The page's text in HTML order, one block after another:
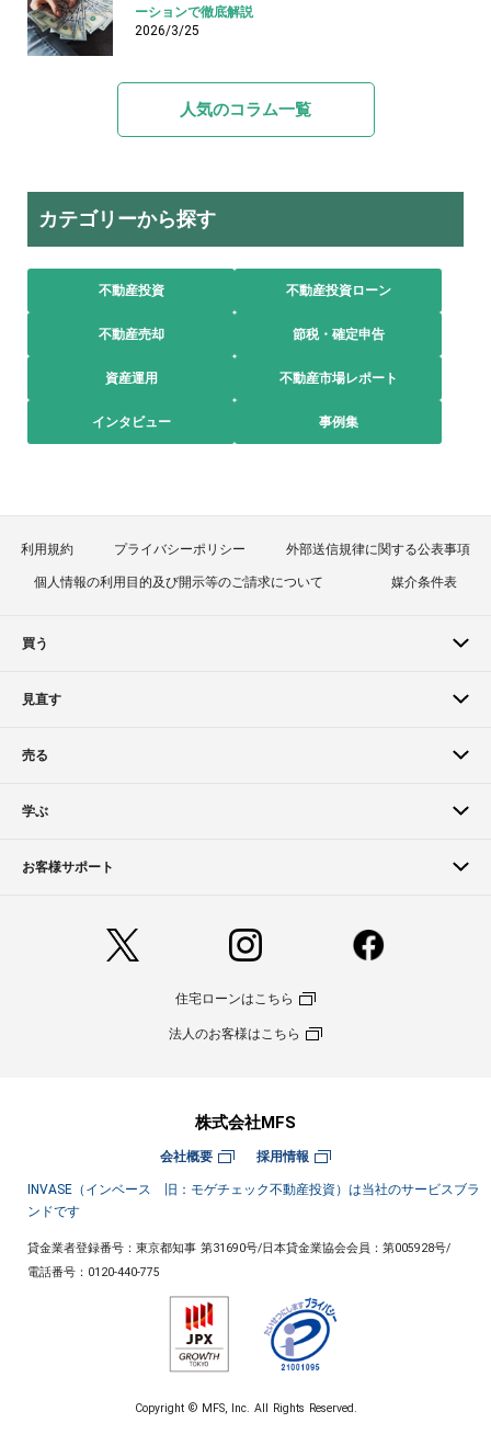
ーションで徹底解説
2026/3/25
人気のコラム一覧
カテゴリーから探す
不動産投資 不動産投資ローン
不動産売却 節税・確定申告
資産運用 不動産市場レポート
インタビュー 事例集
利用規約 プライバシーポリシー 外部送信規律に関する公表事項
個人情報の利用目的及び開示等のご請求について 媒介条件表
買う
見直す
売る
学ぶ
お客様サポート
住宅ローンはこちら
法人のお客様はこちら
株式会社MFS
会社概要 採用情報
INVASE（インベース 旧：モゲチェック不動産投資）は当社のサービスブラ
ンドです
貸金業者登録番号：東京都知事 第31690号/日本貸金業協会会員：第005928号/
電話番号： 0120-440-775
Copyright © MFS, Inc. All Rights Reserved.